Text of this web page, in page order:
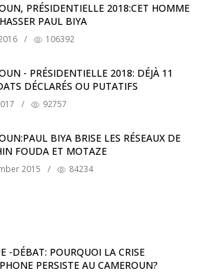
PRÉSIDENTIELLE 2018:CET HOMME
PAUL BIYA
/ 106392
- PRÉSIDENTIELLE 2018: DÉJÀ 11
DÉCLARÉS OU PUTATIFS
/ 92757
BIYA BRISE LES RÉSEAUX DE
FOUDA ET MOTAZE
2015 / 84234
-DÉBAT: POURQUOI LA CRISE
PERSISTE AU CAMEROUN?